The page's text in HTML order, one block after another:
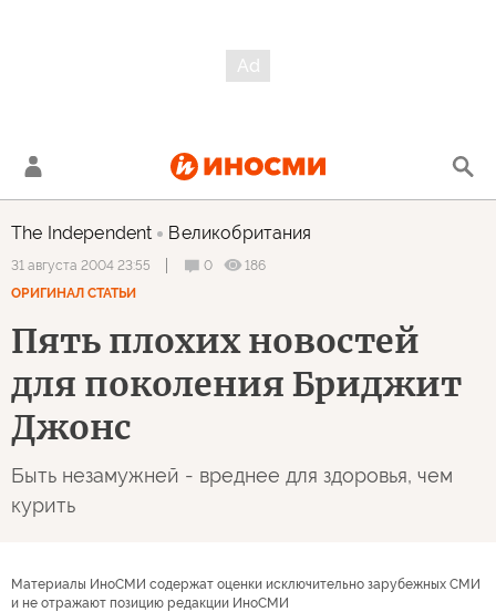
The Independent Великобритания
31 августа 2004 23:55 0
186
ОРИГИНАЛ СТАТЬИ
Пять плохих новостей
для поколения Бриджит
Джонс
Быть незамужней - вреднее для здоровья, чем
курить
Материалы ИноСМИ содержат оценки исключительно зарубежных СМИ
и не отражают позицию редакции ИноСМИ